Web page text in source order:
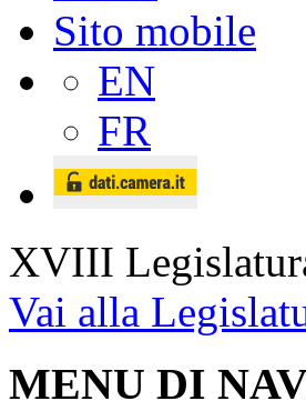
Sito mobile
EN
FR
XVIII
Vai alla
MENU DI